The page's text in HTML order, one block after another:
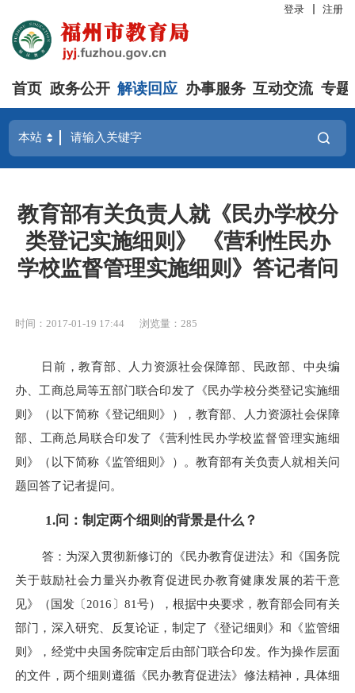
登录 注册
首页 政务公开 解读回应 办事服务 互动交流 专题
教育部有关负责人就《民办学校分
类登记实施细则》 《营利性民办
学校监督管理实施细则》答记者问
时间：2017-01-19 17:44 浏览量：285
日前，教育部、人力资源社会保障部、民政部、中央编
办、工商总局等五部门联合印发了《民办学校分类登记实施细
则》（以下简称《登记细则》），教育部、人力资源社会保障
部、工商总局联合印发了《营利性民办学校监督管理实施细
则》（以下简称《监管细则》）。教育部有关负责人就相关问
题回答了记者提问。
1.问：制定两个细则的背景是什么？
答：为深入贯彻新修订的《民办教育促进法》和《国务院
关于鼓励社会力量兴办教育促进民办教育健康发展的若干意
见》（国发〔2016〕81号），根据中央要求，教育部会同有关
部门，深入研究、反复论证，制定了《登记细则》和《监管细
则》，经党中央国务院审定后由部门联合印发。作为操作层面
的文件，两个细则遵循《民办教育促进法》修法精神，具体细